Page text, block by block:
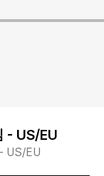
- US/EU
US/EU